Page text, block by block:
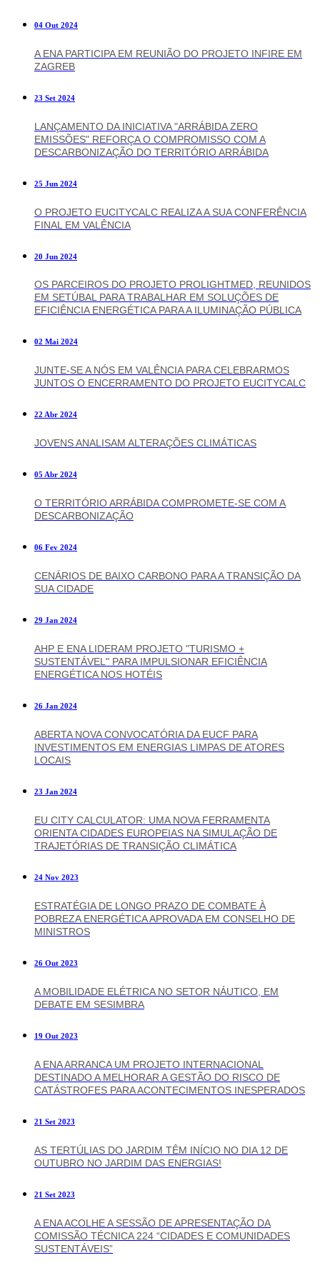
04 Out 2024
A ENA PARTICIPA EM REUNIÃO DO PROJETO INFIRE EM
ZAGREB
23 Set 2024
LANÇAMENTO DA INICIATIVA "ARRÁBIDA ZERO
EMISSÕES" REFORÇA O COMPROMISSO COM A
DESCARBONIZAÇÃO DO TERRITÓRIO ARRÁBIDA
25 Jun 2024
O PROJETO EUCITYCALC REALIZA A SUA CONFERÊNCIA
FINAL EM VALÊNCIA
20 Jun 2024
OS PARCEIROS DO PROJETO PROLIGHTMED, REUNIDOS
EM SETÚBAL PARA TRABALHAR EM SOLUÇÕES DE
EFICIÊNCIA ENERGÉTICA PARA A ILUMINAÇÃO PÚBLICA
02 Mai 2024
JUNTE-SE A NÓS EM VALÊNCIA PARA CELEBRARMOS
JUNTOS O ENCERRAMENTO DO PROJETO EUCITYCALC
22 Abr 2024
JOVENS ANALISAM ALTERAÇÕES CLIMÁTICAS
05 Abr 2024
O TERRITÓRIO ARRÁBIDA COMPROMETE-SE COM A
DESCARBONIZAÇÃO
06 Fev 2024
CENÁRIOS DE BAIXO CARBONO PARA A TRANSIÇÃO DA
SUA CIDADE
29 Jan 2024
AHP E ENA LIDERAM PROJETO "TURISMO +
SUSTENTÁVEL" PARA IMPULSIONAR EFICIÊNCIA
ENERGÉTICA NOS HOTÉIS
26 Jan 2024
ABERTA NOVA CONVOCATÓRIA DA EUCF PARA
INVESTIMENTOS EM ENERGIAS LIMPAS DE ATORES
LOCAIS
23 Jan 2024
EU CITY CALCULATOR: UMA NOVA FERRAMENTA
ORIENTA CIDADES EUROPEIAS NA SIMULAÇÃO DE
TRAJETÓRIAS DE TRANSIÇÃO CLIMÁTICA
24 Nov 2023
ESTRATÉGIA DE LONGO PRAZO DE COMBATE À
POBREZA ENERGÉTICA APROVADA EM CONSELHO DE
MINISTROS
26 Out 2023
A MOBILIDADE ELÉTRICA NO SETOR NÁUTICO, EM
DEBATE EM SESIMBRA
19 Out 2023
A ENA ARRANCA UM PROJETO INTERNACIONAL
DESTINADO A MELHORAR A GESTÃO DO RISCO DE
CATÁSTROFES PARA ACONTECIMENTOS INESPERADOS
21 Set 2023
AS TERTÚLIAS DO JARDIM TÊM INÍCIO NO DIA 12 DE
OUTUBRO NO JARDIM DAS ENERGIAS!
21 Set 2023
A ENA ACOLHE A SESSÃO DE APRESENTAÇÃO DA
COMISSÃO TÉCNICA 224 “CIDADES E COMUNIDADES
SUSTENTÁVEIS”